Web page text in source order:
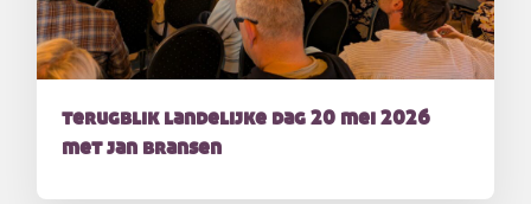
terugblik landelijke dag 20 mei 2026
met jan bransen